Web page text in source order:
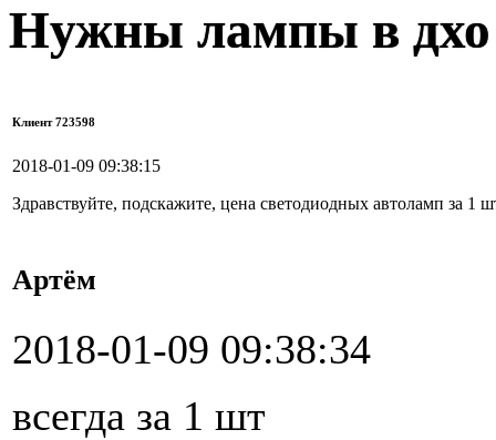
Нужны лампы в дхо
Клиент 723598
2018-01-09 09:38:15
Здравствуйте, подскажите, цена светодиодных автоламп за 1
Артём
2018-01-09 09:38:34
всегда за 1 шт